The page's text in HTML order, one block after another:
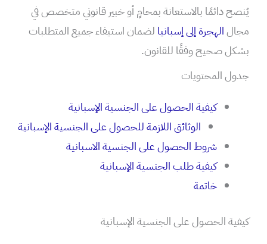
يُنصح دائمًا بالاستعانة بمحامٍ أو خبير قانوني متخصص في
مجالالهجرة إلى إسبانيا لضمان استيفاء جميع المتطلبات
بشكل صحيح وفقًا للقانون.
جدول المحتويات
كيفية الحصول على الجنسية الإسبانية
الوثائق اللازمة للحصول على الجنسية الإسبانية
شروط الحصول على الجنسية الاسبانية
كيفية طلب الجنسية الإسبانية
خاتمة
كيفية الحصول على الجنسية الإسبانية